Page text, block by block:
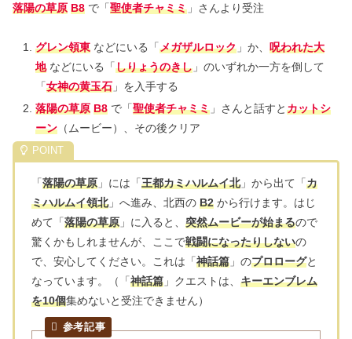
落陽の草原 B8 で「聖使者チャミミ 」さんより受注
グレン領東などにいる「メガザルロック」か、 呪われた大
地などにいる「しりょうのきし」のいずれか一方を倒して
「女神の黄玉石」を入手する
落陽の草原 B8で「聖使者チャミミ」さんと話すとカットシ
ーン（ムービー）、その後クリア
「落陽の草原 」には「王都カミハルムイ北」から出て「カ
ミハルムイ領北」へ進み、北西の B2 から行けます。はじ
めて「落陽の草原 」に入ると、 突然ムービーが始まるので
驚くかもしれませんが、ここで戦闘になったりしないの
で、安心してください。これは「神話篇 」のプロローグと
なっています。（「神話篇 」クエストは、 キーエンブレム
を10個集めないと受注できません）